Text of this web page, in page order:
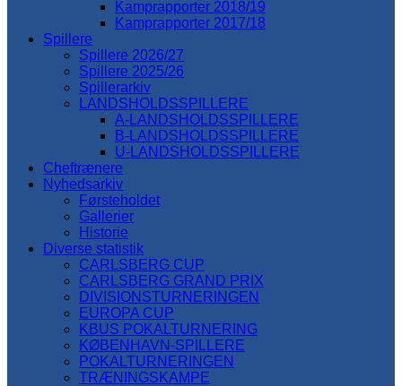
Kamprapporter 2018/19
Kamprapporter 2017/18
Spillere
Spillere 2026/27
Spillere 2025/26
Spillerarkiv
LANDSHOLDSSPILLERE
A-LANDSHOLDSSPILLERE
B-LANDSHOLDSSPILLERE
U-LANDSHOLDSSPILLERE
Cheftrænere
Nyhedsarkiv
Førsteholdet
Gallerier
Historie
Diverse statistik
CARLSBERG CUP
CARLSBERG GRAND PRIX
DIVISIONSTURNERINGEN
EUROPA CUP
KBUS POKALTURNERING
KØBENHAVN-SPILLERE
POKALTURNERINGEN
TRÆNINGSKAMPE